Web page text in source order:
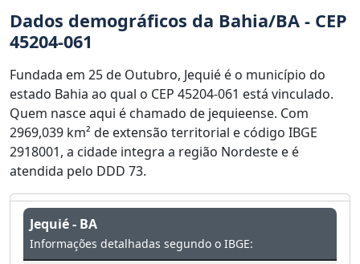
Dados demográficos da Bahia/BA - CEP
45204-061
Fundada em 25 de Outubro, Jequié é o município do
estado Bahia ao qual o CEP 45204-061 está vinculado.
Quem nasce aqui é chamado de jequieense. Com
2969,039 km² de extensão territorial e código IBGE
2918001, a cidade integra a região Nordeste e é
atendida pelo DDD 73.
Jequié - BA
Informações detalhadas segundo o IBGE: